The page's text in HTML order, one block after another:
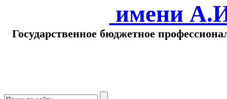
имени
Государственное бюджетное